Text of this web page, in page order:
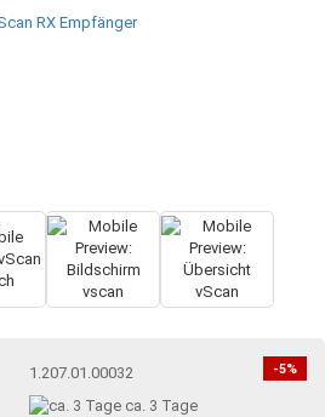
-5%
1.207.01.00032
ca. 3 Tage